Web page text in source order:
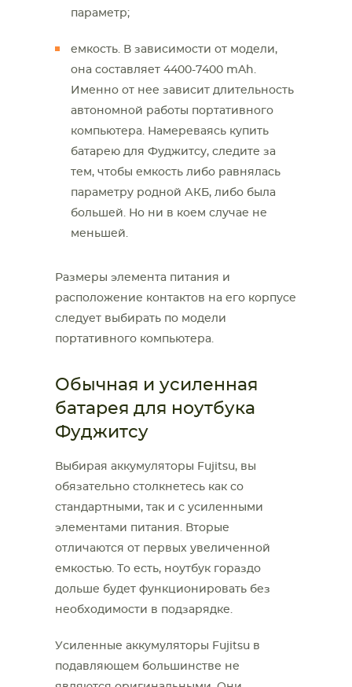
параметр;
емкость. В зависимости от модели,
она составляет 4400-7400 mAh.
Именно от нее зависит длительность
автономной работы портативного
компьютера. Намереваясь купить
батарею для Фуджитсу, следите за
тем, чтобы емкость либо равнялась
параметру родной АКБ, либо была
большей. Но ни в коем случае не
меньшей.
Размеры элемента питания и
расположение контактов на его корпусе
следует выбирать по модели
портативного компьютера.
Обычная и усиленная
батарея для ноутбука
Фуджитсу
Выбирая аккумуляторы Fujitsu, вы
обязательно столкнетесь как со
стандартными, так и с усиленными
элементами питания. Вторые
отличаются от первых увеличенной
емкостью. То есть, ноутбук гораздо
дольше будет функционировать без
необходимости в подзарядке.
Усиленные аккумуляторы Fujitsu в
подавляющем большинстве не